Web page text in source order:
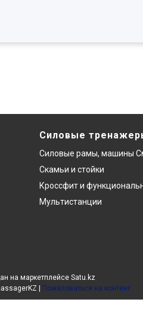
Силовые
Силовые рамы, машины
Скамьи и стойки
Кроссфит и
Мультистанции
на маркетплейсе Satu.kz
Пожаловаться на контент